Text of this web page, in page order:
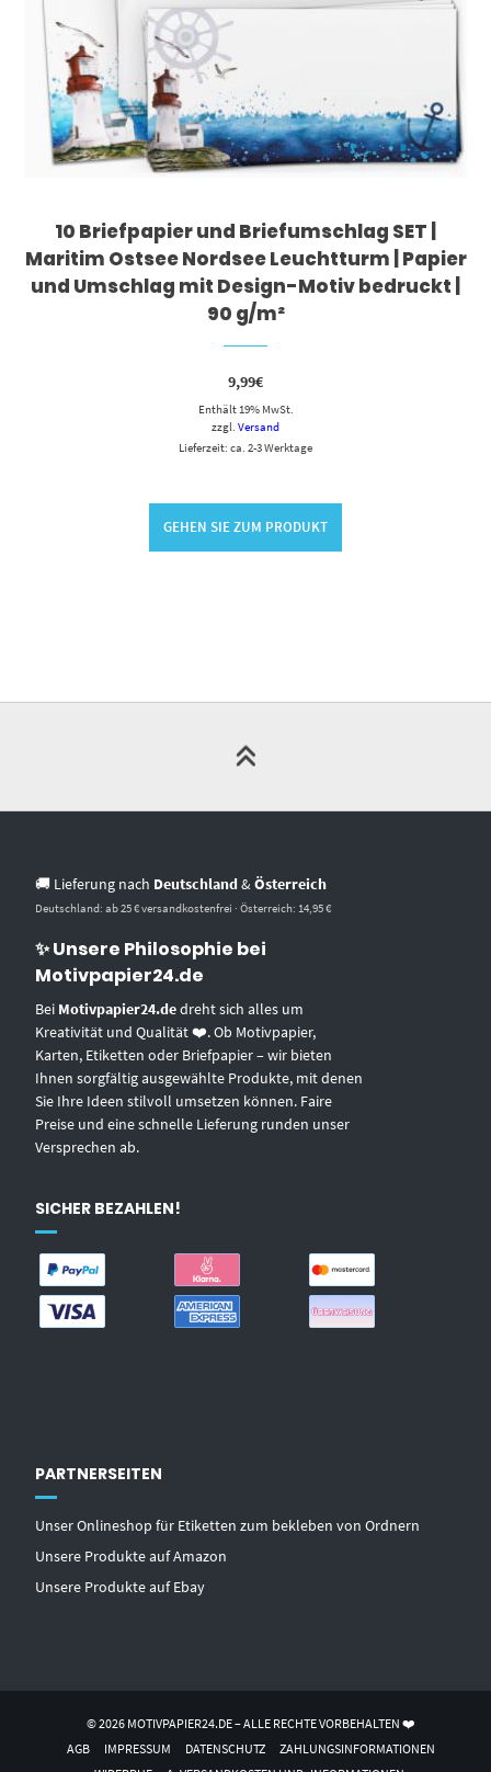
10 Briefpapier und Briefumschlag SET |
Maritim Ostsee Nordsee Leuchtturm | Papier
und Umschlag mit Design-Motiv bedruckt |
90 g/m²
9,99€
Enthält 19% MwSt.
zzgl. Versand
Lieferzeit: ca. 2-3 Werktage
GEHEN SIE ZUM PRODUKT
🚚 Lieferung nach Deutschland &Österreich
Deutschland: ab 25 € versandkostenfrei · Österreich: 14,95 €
✨ Unsere Philosophie bei
Motivpapier24.de
Bei Motivpapier24.dedreht sich alles um
Kreativität und Qualität ❤️. Ob Motivpapier,
Karten, Etiketten oder Briefpapier – wir bieten
Ihnen sorgfältig ausgewählte Produkte, mit denen
Sie Ihre Ideen stilvoll umsetzen können. Faire
Preise und eine schnelle Lieferung runden unser
Versprechen ab.
SICHER BEZAHLEN!
PARTNERSEITEN
Unser Onlineshop für Etiketten zum bekleben von Ordnern
Unsere Produkte auf Amazon
Unsere Produkte auf Ebay
© 2026 MOTIVPAPIER24.DE – ALLE RECHTE VORBEHALTEN ❤️
AGB
IMPRESSUM DATENSCHUTZ
ZAHLUNGSINFORMATIONEN